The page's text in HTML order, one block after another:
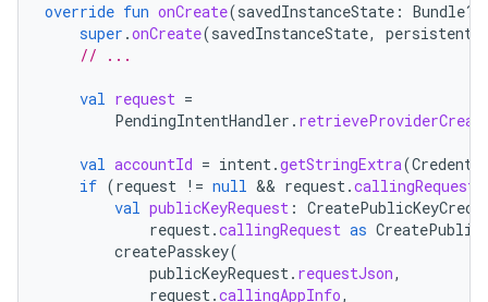
override fun onCreate(savedInstanceState : Bundle?,
super .onCreate(savedInstanceState,
// ...
val request =
PendingIntentHandler .
val accountId = intent.getStringExtra(
if (request != null && request.callingRequest
val publicKeyRequest :
request.callingRequest as
createPasskey(
publicKeyRequest. requestJson,
request.callingAppInfo,